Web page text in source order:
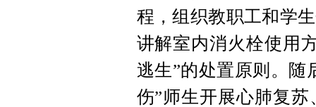
程，组织教职工和学
讲解室内消火栓使用
逃生”的处置原则。随
伤”师生开展心肺复苏